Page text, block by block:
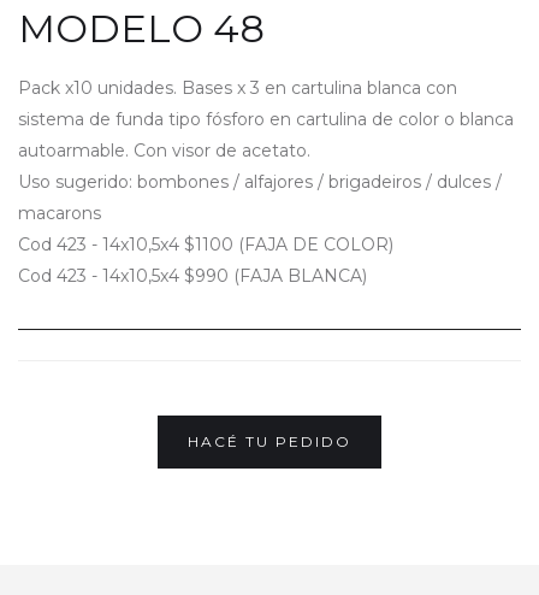
MODELO 48
Pack x10 unidades. Bases x 3 en cartulina blanca con
sistema de funda tipo fósforo en cartulina de color o blanca
autoarmable. Con visor de acetato.
Uso sugerido: bombones / alfajores / brigadeiros / dulces /
macarons
Cod 423 - 14x10,5x4 $1100 (FAJA DE COLOR)
HACÉ TU PEDIDO